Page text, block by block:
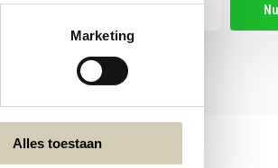
Marketing
Alles toestaan
de wettelijke beperkingen